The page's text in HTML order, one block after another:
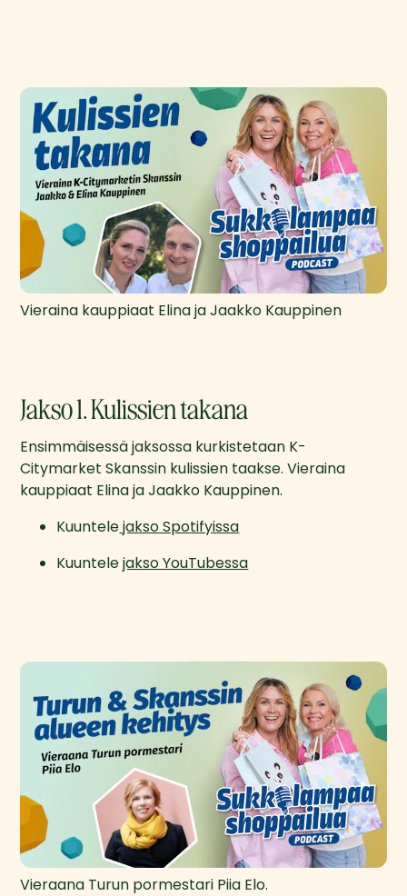
Vieraina kauppiaat Elina ja Jaakko Kauppinen
Jakso 1. Kulissien takana
Ensimmäisessä jaksossa kurkistetaan K-
Citymarket Skanssin kulissien taakse. Vieraina
kauppiaat Elina ja Jaakko Kauppinen.
Kuuntele jakso Spotifyissa
Kuuntele jakso YouTubessa
Vieraana Turun pormestari Piia Elo.